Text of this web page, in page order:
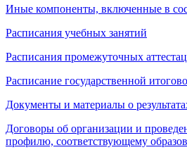
Иные компоненты, включенные в
Расписания учебных занятий
Расписания промежуточных
Расписание государственной
Документы и материалы о
Договоры об организации и
профилю, соответствующему